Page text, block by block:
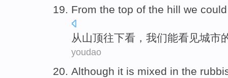
From the top of the hill we could
从山顶往下看， 我们能看见城市
youdao
Although it is mixed in the